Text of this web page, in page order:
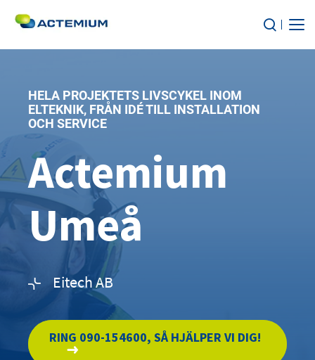
TJÄNSTER
MARKNADSSEGMENT
HÅLLBARHET
KARRIÄR
Om oss
Sök
efter:
HELA PROJEKTETS LIVSCYKEL INOM
ELTEKNIK, FRÅN IDÉ TILL INSTALLATION
OCH SERVICE
Actemium
Umeå
Eitech AB
RING 090-154600, SÅ HJÄLPER VI DIG!